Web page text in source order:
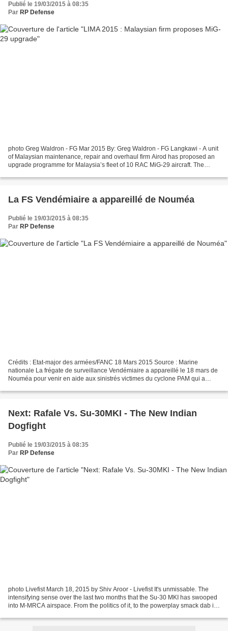
Publié le 19/03/2015 à 08:35
Par RP Defense
photo Greg Waldron - FG Mar 2015 By: Greg Waldron - FG Langkawi - A unit
of Malaysian maintenance, repair and overhaul firm Airod has proposed an
upgrade programme for Malaysia’s fleet of 10 RAC MiG-29 aircraft. The
La FS Vendémiaire a appareillé de Nouméa
Publié le 19/03/2015 à 08:35
Par RP Defense
Crédits : Etat-major des armées/FANC 18 Mars 2015 Source : Marine
nationale La frégate de surveillance Vendémiaire a appareillé le 18 mars de
Nouméa pour venir en aide aux sinistrés victimes du cyclone PAM qui a
Next: Rafale Vs. Su-30MKI - The New Indian
Dogfight
Publié le 19/03/2015 à 08:35
Par RP Defense
photo Livefist March 18, 2015 by Shiv Aroor - Livefist It's unmissable. The
intensifying sense over the last two months that the Su-30 MKI has swooped
into M-MRCA airspace. From the politics of it, to the powerplay smack dab in